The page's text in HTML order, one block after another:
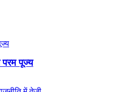
परम पूज्य